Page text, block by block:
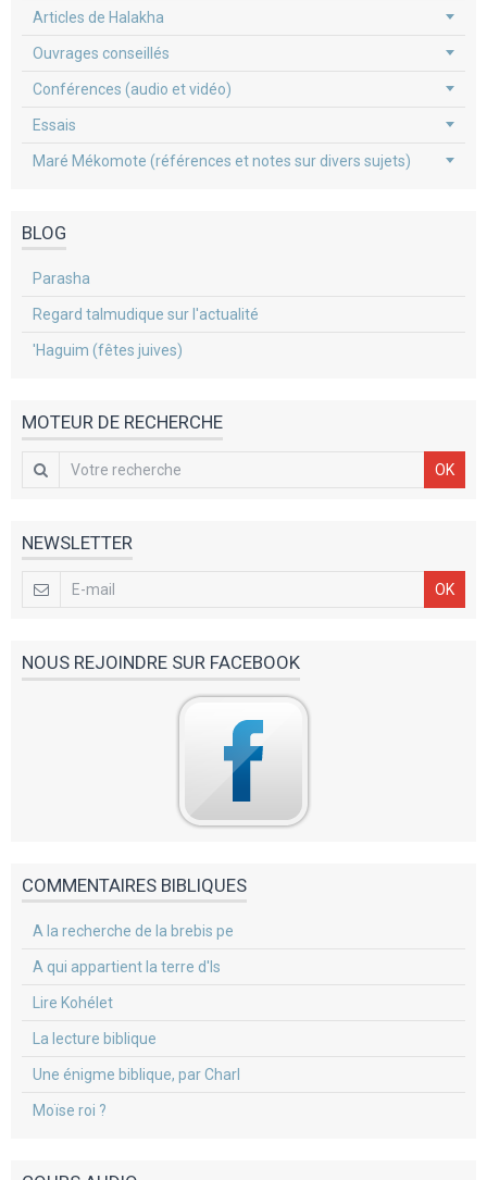
Articles de Halakha
Ouvrages conseillés
Conférences (audio et vidéo)
Essais
Maré Mékomote (références et notes sur divers sujets)
BLOG
Parasha
Regard talmudique sur l'actualité
'Haguim (fêtes juives)
MOTEUR DE RECHERCHE
OK
NEWSLETTER
OK
NOUS REJOINDRE SUR FACEBOOK
COMMENTAIRES BIBLIQUES
A la recherche de la brebis pe
A qui appartient la terre d'Is
Lire Kohélet
La lecture biblique
Une énigme biblique, par Charl
Moïse roi ?